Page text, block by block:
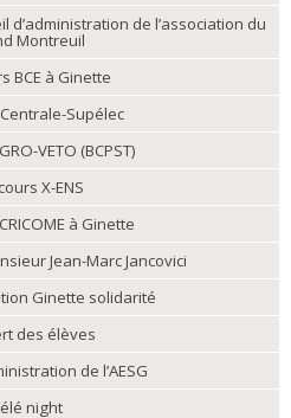
de l’association du
Montreuil
BCE à Ginette
Supélec
VETO (BCPST)
X-ENS
à Ginette
Jean-Marc Jancovici
Ginette solidarité
des élèves
de l’AESG
night